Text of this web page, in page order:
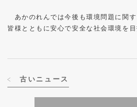
あかのれんでは今後も環境問題に関
皆様とともに安心で安全な社会環境を目
古いニュース